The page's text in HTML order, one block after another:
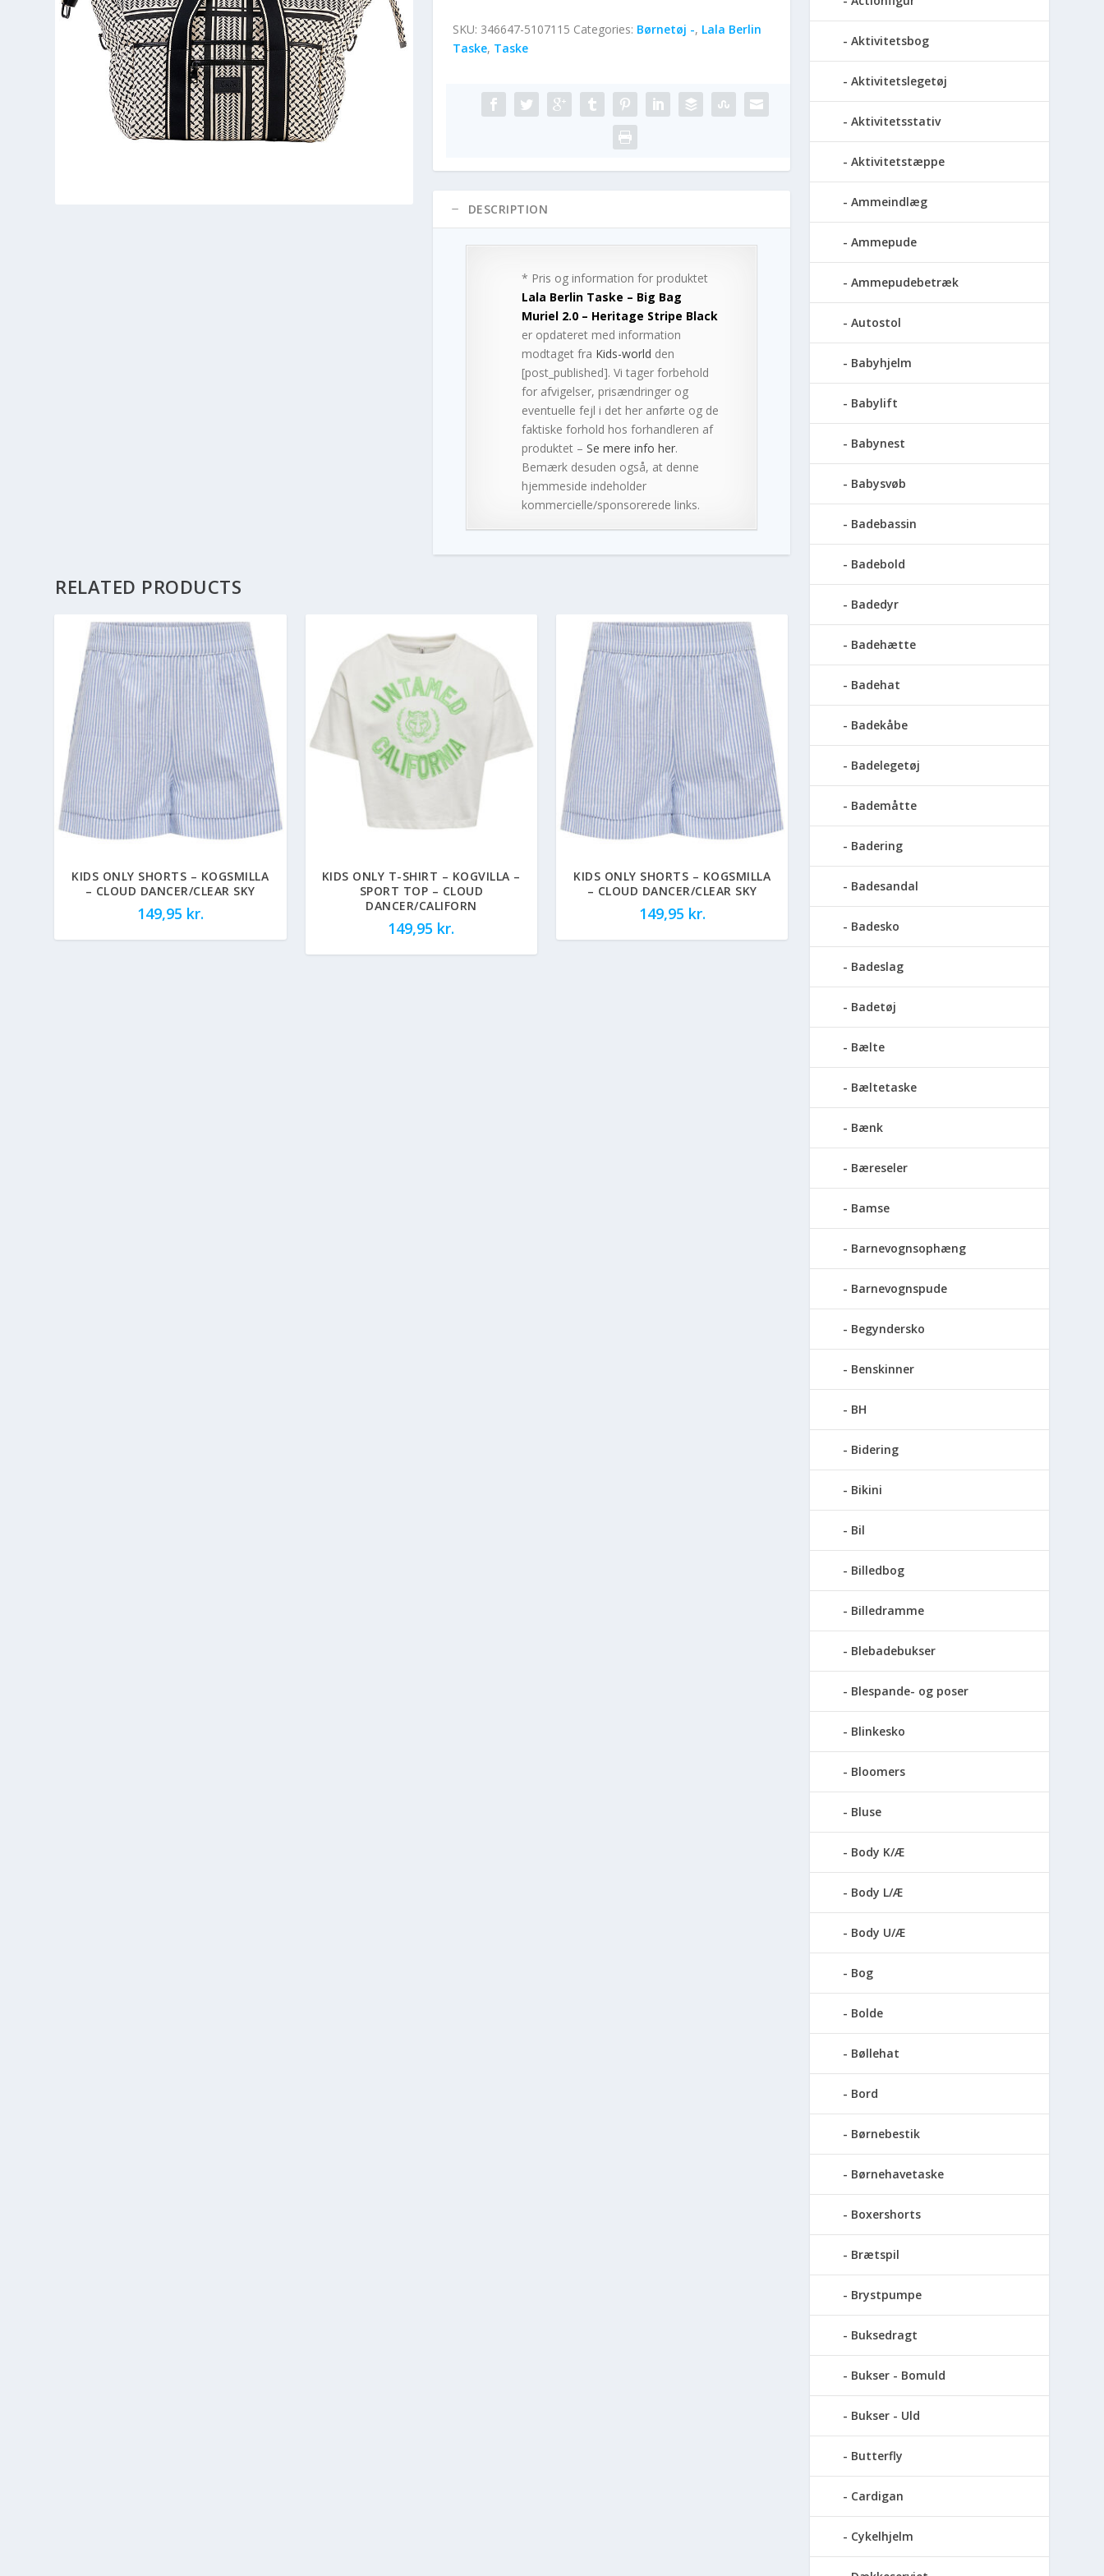
SKU: 346647-5107115 Categories: Børnetøj -, Lala Berlin
Taske, Taske
DESCRIPTION
* Pris og information for produktet
Lala Berlin Taske – Big Bag
Muriel 2.0 – Heritage Stripe Black
er opdateret med information
modtaget fra Kids-world den
[post_published]. Vi tager forbehold
for afvigelser, prisændringer og
eventuelle fejl i det her anførte og de
faktiske forhold hos forhandleren af
produktet – Se mere info her.
Bemærk desuden også, at denne
hjemmeside indeholder
kommercielle/sponsorerede links.
RELATED PRODUCTS
KIDS ONLY SHORTS – KOGSMILLA
– CLOUD DANCER/CLEAR SKY
149,95 kr.
KIDS ONLY T-SHIRT – KOGVILLA –
SPORT TOP – CLOUD
DANCER/CALIFORN
149,95 kr.
KIDS ONLY SHORTS – KOGSMILLA
– CLOUD DANCER/CLEAR SKY
149,95 kr.
Aktivitetsbog
Aktivitetslegetøj
Aktivitetsstativ
Aktivitetstæppe
Ammeindlæg
Ammepude
Ammepudebetræk
Autostol
Babyhjelm
Babylift
Babynest
Babysvøb
Badebassin
Badebold
Badedyr
Badehætte
Badehat
Badekåbe
Badelegetøj
Bademåtte
Badering
Badesandal
Badesko
Badeslag
Badetøj
Bælte
Bæltetaske
Bænk
Bæreseler
Bamse
Barnevognsophæng
Barnevognspude
Begyndersko
Benskinner
BH
Bidering
Bikini
Bil
Billedbog
Billedramme
Blebadebukser
Blespande- og poser
Blinkesko
Bloomers
Bluse
Body K/Æ
Body L/Æ
Body U/Æ
Bog
Bolde
Bøllehat
Bord
Børnebestik
Børnehavetaske
Boxershorts
Brætspil
Brystpumpe
Buksedragt
Bukser - Bomuld
Bukser - Uld
Butterfly
Cardigan
Cykelhjelm